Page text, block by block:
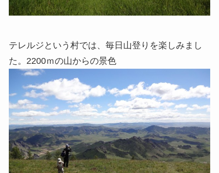
テレルジという村では、毎日山登りを楽しみまし
た。2200ｍの山からの景色